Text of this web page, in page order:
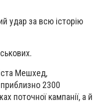
удар за всю історію
Мешхед,
приблизно 2300
поточної кампанії, а й